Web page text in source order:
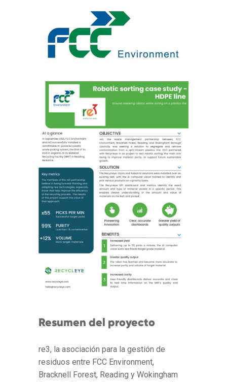
Resumen del proyecto
re3, la asociación para la gestión de
residuos entre FCC Environment,
Bracknell Forest, Reading y Wokingham